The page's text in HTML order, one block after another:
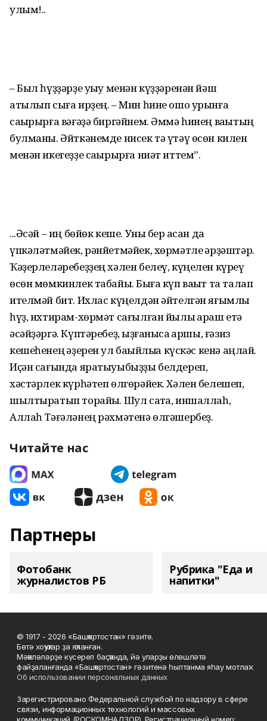
улым!..
– Был һүҙҙәрҙе уҡыу менән күҙҙәренән йәш
атылып сыға ирҙең. – Мин һине ошо урынға
саҡырырға вәғәҙә биргәйнем. Әммә һинең ваҡытың
булманы. Әйткәнемде нисек тә үтәү өсөн килен
менән икегеҙҙе саҡырырға ниәт иттем”.
...Әсәй – иң бөйөк кеше. Уны бер ҡасан да
үпкәләтмәйек, рәнйетмәйек, хөрмәтле ҡәрҙәштәр.
Ҡәҙерлеләребеҙҙең хәлен белеү, күңелен күреү
өсөн мөмкинлек табайыҡ. Быға күп ваҡыт та талап
ителмәй бит. Ихлас күңелдән әйтелгән яғымлы
һүҙ, ихтирам-хөрмәт сағылған йылы ҡараш етә
әсәйҙәргә. Күптәребеҙ, ҡыҙғанысҡа ҡаршы, ғәзиз
кешеһенең ҡәҙерен ул баҡыйлыҡҡа күскәс кенә аңлай.
Иҫән сағында яратыуыбыҙҙы белдереп,
хәстәрлек күрһәтеп өлгөрәйек. Хәлен белешеп,
шылтыратып торайыҡ. Шул саҡта, иншаллаһ,
Аллаһ Тәғәләнең рәхмәтенә өлгәшербеҙ.
Читайте нас
Партнеры
Фотобанк
журналистов РБ
Рубрика "Еда и
напитки"
© 1917 - 2026 «Башҡортостан» гәзите.
Бөтә хоҡуҡтар ҙа яҡланған.
Мәҡәләләрҙе күсереп баҫҡанда, йә уларҙы өлөшләтә
файҙаланғанда «Башҡортостан» гәзитенә һылтанма яһау мотлаҡ.
Об использовании персональных данных
Зарегистрировано Федеральной службой по надзору в сфере
связи, информационных технологий и массовых